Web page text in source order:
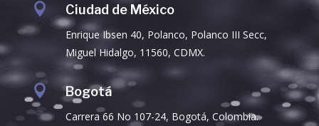
 Ciudad de México
Enrique Ibsen 40, Polanco, Polanco III Secc,
Miguel Hidalgo, 11560, CDMX.
 Bogotá
Carrera 66 No 107-24, Bogotá, Colombia.